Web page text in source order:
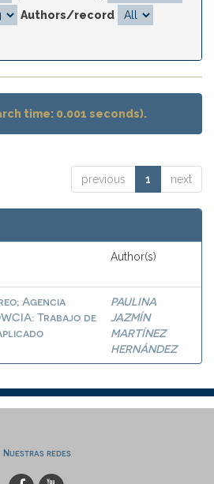
Authors/record
time: 0.001 seconds).
previous 1 next
Author(s)
Agencia
Trabajo de
PAULINA
JAZMÍN
MARTÍNEZ
HERNÁNDEZ
Nuestras redes